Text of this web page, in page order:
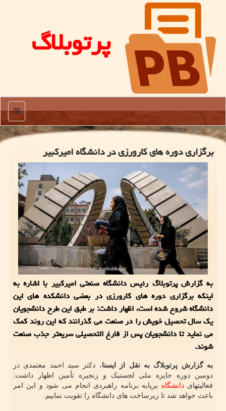
پرتوبلاگ
منو
برگزاری دوره های كارورزی در دانشگاه امیركبیر
به گزارش پرتوبلاگ رئیس دانشگاه صنعتی امیرکبیر با اشاره به
اینکه برگزاری دوره های کارورزی در بعضی دانشکده های این
دانشگاه شروع شده است، اظهار داشت: بر طبق این طرح دانشجویان
یک سال تحصیل خویش را در صنعت می گذرانند که این روند کمک
می نماید تا دانشجویان پس از فارغ التحصیلی سریعتر جذب صنعت
شوند.
به گزارش پرتوبلاگ به نقل از ایسنا، دکتر سید احمد معتمدی در
دومین دوره جایزه ملی لجستیک و زنجیره تأمین اظهار داشت:
فعالیتهایدانشگاه برپایه برنامه راهبردی انجام می شود و این امر
باعث خواهد شد تا زیرساخت های دانشگاه را تقویت نماییم.